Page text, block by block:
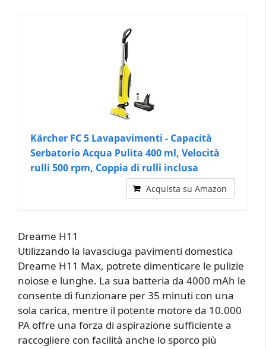
Kärcher FC 5 Lavapavimenti - Capacità
Serbatorio Acqua Pulita 400 ml, Velocità
rulli 500 rpm, Coppia di rulli inclusa
Acquista su Amazon
Dreame H11
Utilizzando la lavasciuga pavimenti domestica
Dreame H11 Max, potrete dimenticare le pulizie
noiose e lunghe. La sua batteria da 4000 mAh le
consente di funzionare per 35 minuti con una
sola carica, mentre il potente motore da 10.000
PA offre una forza di aspirazione sufficiente a
raccogliere con facilità anche lo sporco più